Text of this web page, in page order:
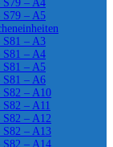
– A4
– A5
– A3
– A4
– A5
– A6
– A10
– A11
– A12
– A13
– A14